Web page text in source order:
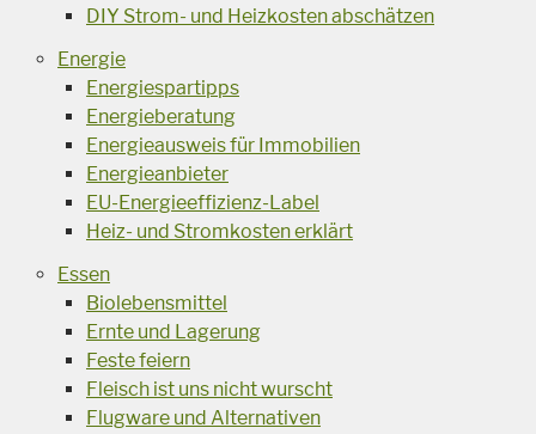
DIY Strom- und Heizkosten abschätzen
Energie
Energiespartipps
Energieberatung
Energieausweis für Immobilien
Energieanbieter
EU-Energieeffizienz-Label
Heiz- und Stromkosten erklärt
Essen
Biolebensmittel
Ernte und Lagerung
Feste feiern
Fleisch ist uns nicht wurscht
Flugware und Alternativen